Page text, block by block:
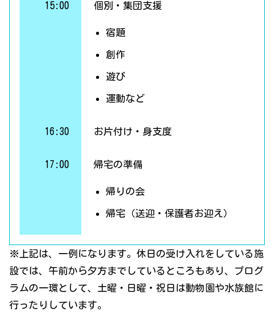
15:00 個別・集団支援
宿題
創作
遊び
運動など
16:30 お片付け・身支度
17:00 帰宅の準備
帰りの会
帰宅（送迎・保護者お迎え）
※上記は、一例になります。休日の受け入れをしている施
設では、午前から夕方までしているところもあり、プログ
ラムの一環として、土曜・日曜・祝日は動物園や水族館に
行ったりしています。